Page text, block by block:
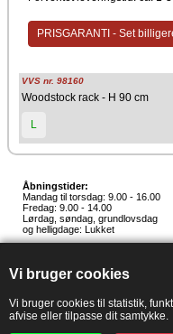
Vi bruger cookies
Vi bruger cookies til statistik,
afvise eller tilpasse dit samtykke.
PRISGARANTI - Set
VVS nr. 98160
Woodstock rack - H 90 cm
L
Åbningstider:
Mandag til torsdag: 9.00 - 16.00
Fredag: 9.00 - 14.00
Lørdag, søndag, grundlovsdag
og helligdage: Lukket
Hunnerupvej 3, 6920 Videbæk
E-mail:salg@hedestoker.dk
PA: